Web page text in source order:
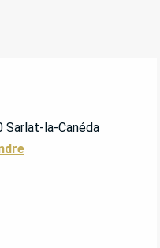
Sarlat-la-Canéda